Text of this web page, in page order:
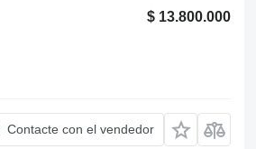
$ 13.800.000
Contacte con el vendedor